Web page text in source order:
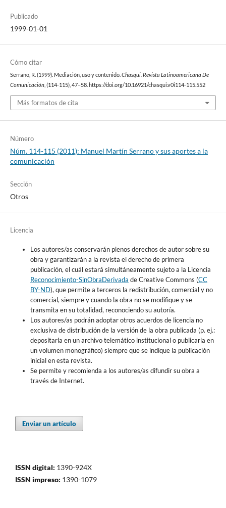
Publicado
1999-01-01
Cómo citar
Serrano, R. (1999). Mediación, uso y contenido. Chasqui. Revista Latinoamericana De
Comunicación, (114-115), 47–58. https://doi.org/10.16921/chasqui.v0i114-115.552
Más formatos de cita
Número
Núm. 114-115 (2011): Manuel Martín Serrano y sus aportes a la
comunicación
Sección
Otros
Licencia
Los autores/as conservarán plenos derechos de autor sobre su
obra y garantizarán a la revista el derecho de primera
publicación, el cuál estará simultáneamente sujeto a la Licencia
Reconocimiento-SinObraDerivada de Creative Commons (CC
BY-ND), que permite a terceros la redistribución, comercial y no
comercial, siempre y cuando la obra no se modifique y se
transmita en su totalidad, reconociendo su autoría.
Los autores/as podrán adoptar otros acuerdos de licencia no
exclusiva de distribución de la versión de la obra publicada (p. ej.:
depositarla en un archivo telemático institucional o publicarla en
un volumen monográfico) siempre que se indique la publicación
inicial en esta revista.
Se permite y recomienda a los autores/as difundir su obra a
través de Internet.
Enviar un artículo
ISSN digital: 1390-924X
ISSN impreso: 1390-1079